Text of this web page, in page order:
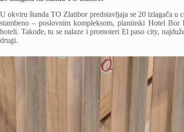
U okviru štanda TO Zlatibor predstavljaja se 20 izlagača u
stambeno – poslovnim kompleksom, planinski Hotel
hoteli. Takođe, tu se nalaze i promoteri El paso city,
drugi.